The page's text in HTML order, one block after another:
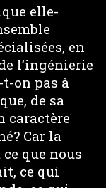
elle-
en
l’ingénierie
on pas à
de sa
caractère
Car la
que nous
ce qui